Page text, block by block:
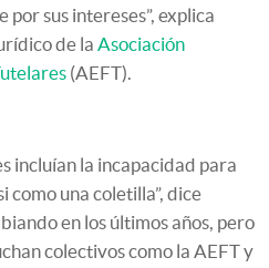
sus intereses”, explica
de la Asociación
(AEFT).
incluían la incapacidad para
como una coletilla”, dice
en los últimos años, pero
colectivos como la AEFT y